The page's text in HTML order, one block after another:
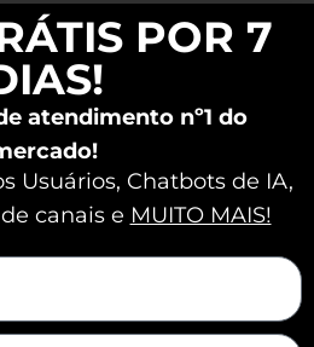
campanhas de
e eficazes,
do cliente.
de Vendas
POR 7
atendimento nº1 do
Usuários, Chatbots de IA,
canais e MUITO MAIS!